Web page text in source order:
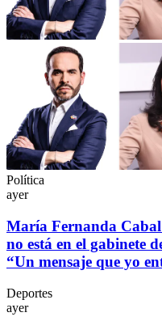
Política
ayer
María Fernanda
no está en el gabinete
“Un mensaje que yo
Deportes
ayer